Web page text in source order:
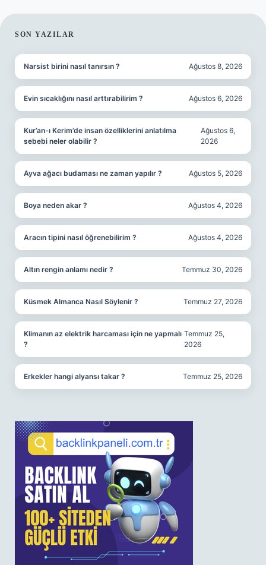
SIDEBAR
SON YAZILAR
Narsist birini nasıl tanırsın ? Ağustos 8, 2026
Evin sıcaklığını nasıl arttırabilirim ? Ağustos 6, 2026
Kur’an-ı Kerim’de insan özelliklerini anlatılma
sebebi neler olabilir ?
Ağustos 6,
2026
Ayva ağacı budaması ne zaman yapılır ? Ağustos 5, 2026
Boya neden akar ? Ağustos 4, 2026
Aracın tipini nasıl öğrenebilirim ? Ağustos 4, 2026
Altın rengin anlamı nedir ? Temmuz 30, 2026
Küsmek Almanca Nasıl Söylenir ? Temmuz 27, 2026
Klimanın az elektrik harcaması için ne yapmalı
?
Temmuz 25,
2026
Erkekler hangi alyansı takar ? Temmuz 25, 2026